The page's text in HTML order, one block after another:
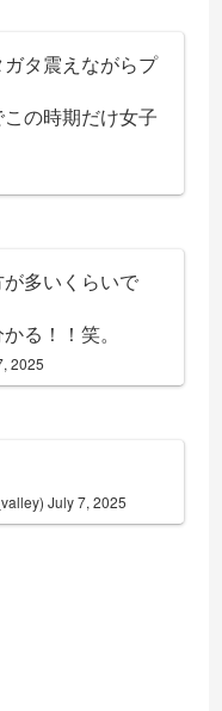
タ震えながらプ
この時期だけ女子
多いくらいで
る！！笑。
2025
July 7, 2025